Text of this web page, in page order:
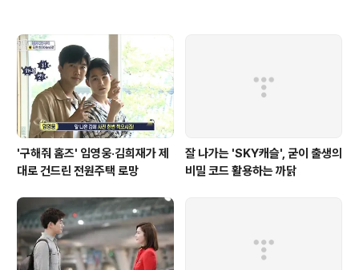
'구해줘 홈즈' 임영웅·김희재가 제
대로 건드린 전원주택 로망
잘 나가는 'SKY캐슬', 굳이 출생의
비밀 코드 활용하는 까닭